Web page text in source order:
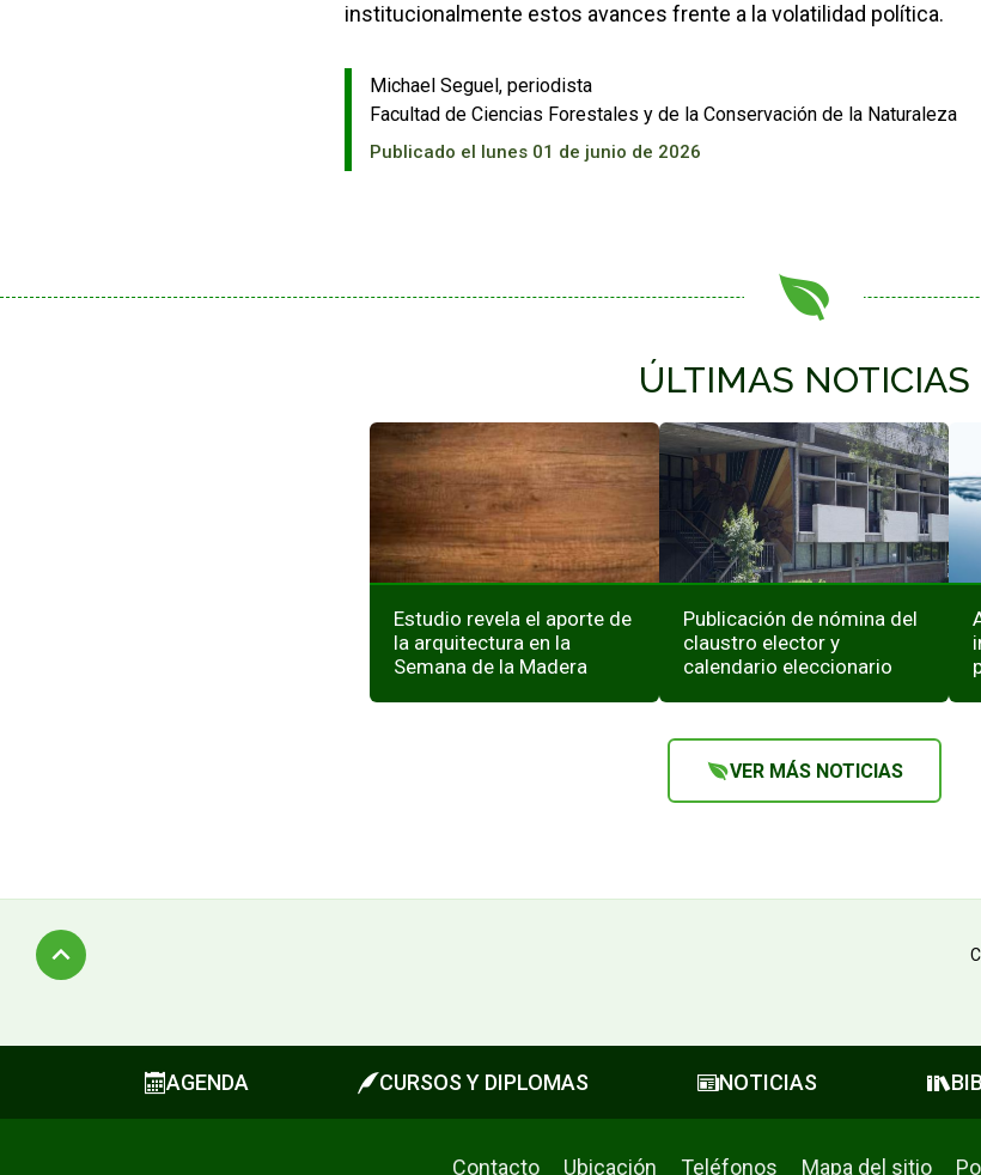
institucionalmente estos avances frente a la volatilidad política.
Michael Seguel, periodista
Facultad de Ciencias Forestales y de la Conservación de la Naturaleza
Publicado el lunes 01 de junio de 2026
ÚLTIMAS NOTICIAS
Estudio revela el aporte de
la arquitectura en la
Semana de la Madera
Publicación de nómina del
claustro elector y
calendario eleccionario
VER MÁS NOTICIAS
AGENDA CURSOS Y DIPLOMAS NOTICIAS
Contacto Ubicación Teléfonos Mapa del sitio